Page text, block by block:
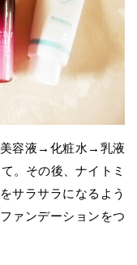
美容液→化粧水→乳液
。その後、ナイトミ
サラサラになるよう
ァンデーションをつ